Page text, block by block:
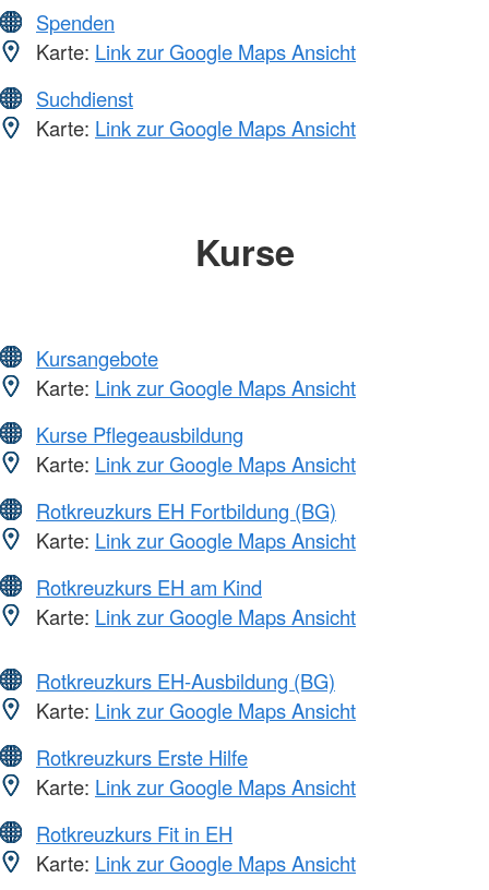
Spenden
Karte: Link zur Google Maps Ansicht
Suchdienst
Karte: Link zur Google Maps Ansicht
Kurse
Kursangebote
Karte: Link zur Google Maps Ansicht
Kurse Pflegeausbildung
Karte: Link zur Google Maps Ansicht
Rotkreuzkurs EH Fortbildung (BG)
Karte: Link zur Google Maps Ansicht
Rotkreuzkurs EH am Kind
Karte: Link zur Google Maps Ansicht
Rotkreuzkurs EH-Ausbildung (BG)
Karte: Link zur Google Maps Ansicht
Rotkreuzkurs Erste Hilfe
Karte: Link zur Google Maps Ansicht
Rotkreuzkurs Fit in EH
Karte: Link zur Google Maps Ansicht